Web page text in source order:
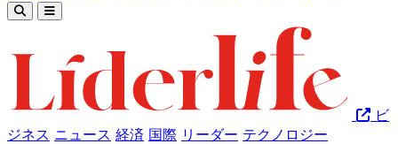
ビ
ジネス ニュース 経済 国際 リーダー テクノロジー